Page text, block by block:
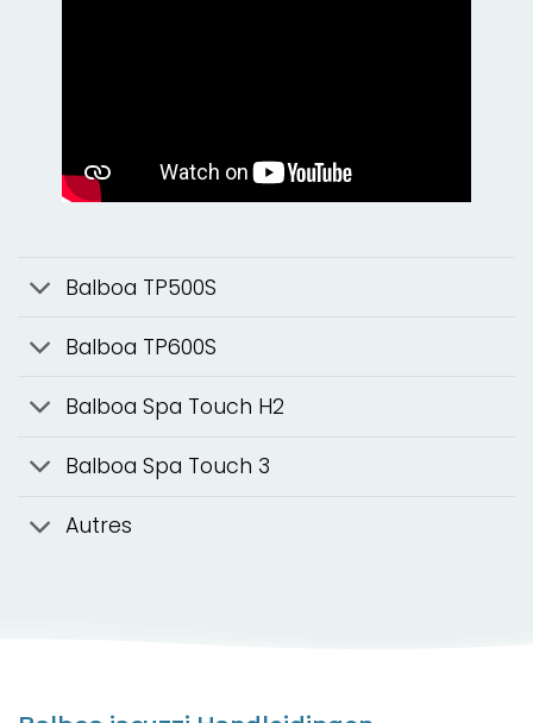
Balboa TP500S
Balboa TP600S
Balboa Spa Touch H2
Balboa Spa Touch 3
Autres